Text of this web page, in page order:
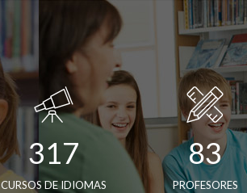
317
CURSOS DE IDIOMAS
83
PROFESORES